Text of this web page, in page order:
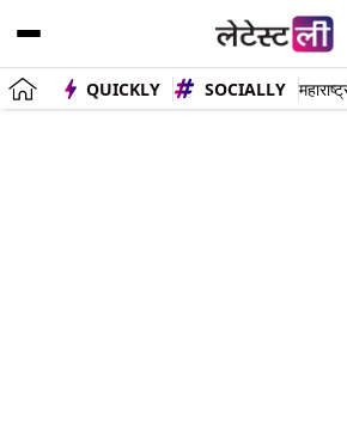
QUICKLY SOCIALLY